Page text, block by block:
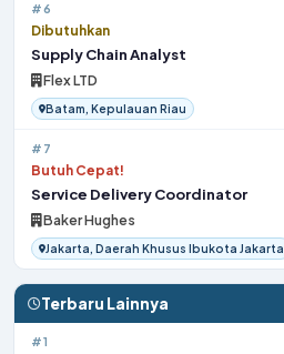
#6
Dibutuhkan
Supply Chain Analyst
Flex LTD
Batam, Kepulauan Riau
#7
Butuh Cepat!
Service Delivery Coordinator
Baker Hughes
Jakarta, Daerah Khusus Ibukota Jakarta
Terbaru Lainnya
#1